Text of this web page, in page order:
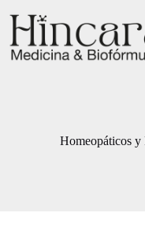
contenido
Homeopáticos y